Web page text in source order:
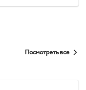
Посмотреть все